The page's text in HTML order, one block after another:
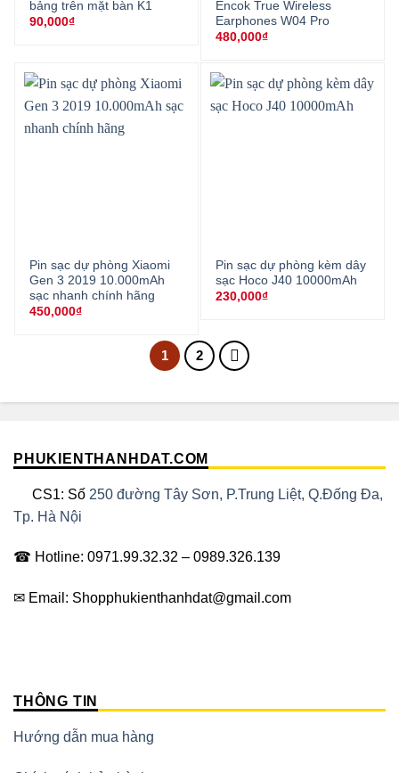
bảng trên mặt bàn K1
90,000₫
Encok True Wireless
Earphones W04 Pro
480,000₫
Pin sạc dự phòng Xiaomi
Gen 3 2019 10.000mAh
sạc nhanh chính hãng
450,000₫
Pin sạc dự phòng kèm dây
sạc Hoco J40 10000mAh
230,000₫
1 2
PHUKIENTHANHDAT.COM
CS1: Số 250 đường Tây Sơn, P.Trung Liệt, Q.Đống Đa,
Tp. Hà Nội
☎ Hotline: 0971.99.32.32 – 0989.326.139
✉ Email: Shopphukienthanhdat@gmail.com
THÔNG TIN
Hướng dẫn mua hàng